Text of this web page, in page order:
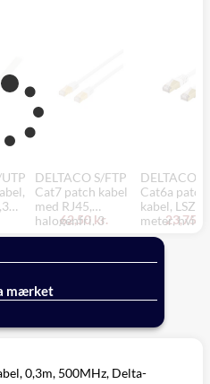
DELTACO S/FTP
Cat7 patch kabel
med RJ45,
halogenfri, 3
meter, hvid
62,50 kr.
DELTACO
Cat6a patch
kabel,
meter, hvid
23,75
mærket
0,3m, 500MHz, Delta-